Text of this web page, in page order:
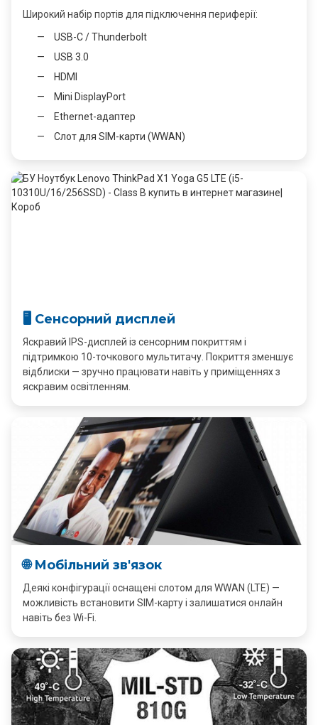
Широкий набір портів для підключення периферії:
USB-C / Thunderbolt
USB 3.0
HDMI
Mini DisplayPort
Ethernet-адаптер
Слот для SIM-карти (WWAN)
🖥️ Сенсорний дисплей
Яскравий IPS-дисплей із сенсорним покриттям і
підтримкою 10-точкового мультитачу. Покриття зменшує
відблиски — зручно працювати навіть у приміщеннях з
яскравим освітленням.
🌐 Мобільний зв'язок
Деякі конфігурації оснащені слотом для WWAN (LTE) —
можливість встановити SIM-карту і залишатися онлайн
навіть без Wi-Fi.